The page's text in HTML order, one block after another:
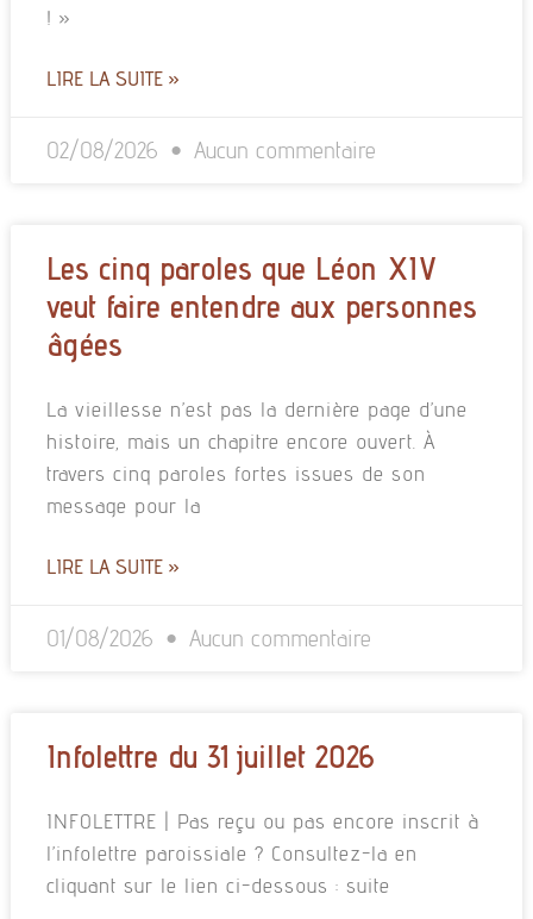
! »
LIRE LA SUITE »
02/08/2026 Aucun commentaire
Les cinq paroles que Léon XIV
veut faire entendre aux personnes
âgées
La vieillesse n’est pas la dernière page d’une
histoire, mais un chapitre encore ouvert. À
travers cinq paroles fortes issues de son
message pour la
LIRE LA SUITE »
01/08/2026 Aucun commentaire
Infolettre du 31 juillet 2026
INFOLETTRE | Pas reçu ou pas encore inscrit à
l’infolettre paroissiale ? Consultez-la en
cliquant sur le lien ci-dessous : suite